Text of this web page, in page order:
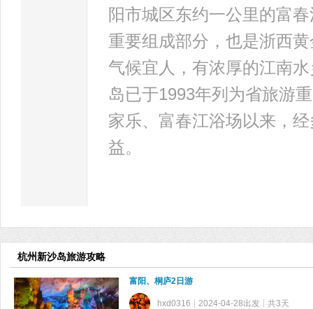
阳市城区东约一公里的富
重要组成部分，也是浙西
气候宜人，有浓厚的江南
岛已于1993年列为省旅游
家乐、富春江浴场以来，
益。
杭州新沙岛旅游攻略
富阳、桐庐2日游
hxd0316 2024-04-28出发 共3天